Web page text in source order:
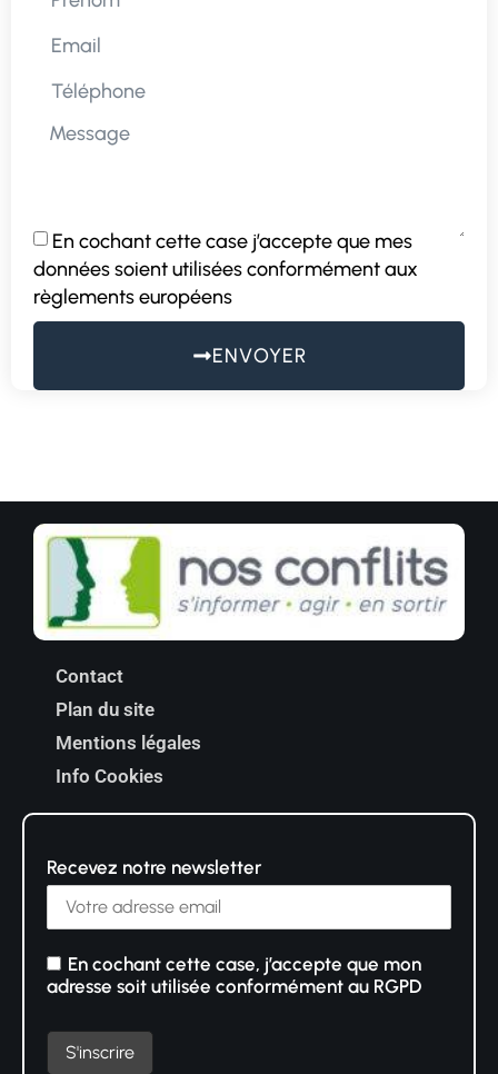
En cochant cette case j’accepte que mes
données soient utilisées conformément aux
règlements européens
ENVOYER
Contact
Plan du site
Mentions légales
Info Cookies
Recevez notre newsletter
En cochant cette case, j’accepte que mon
adresse soit utilisée conformément au RGPD